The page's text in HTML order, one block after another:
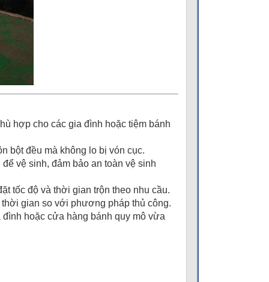
hợp cho các gia đình hoặc tiệm bánh
bột đều mà không lo bị vón cục.
vệ sinh, đảm bảo an toàn vệ sinh
tốc độ và thời gian trộn theo nhu cầu.
gian so với phương pháp thủ công.
hoặc cửa hàng bánh quy mô vừa